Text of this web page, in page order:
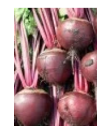
Лонгріди
Відео з Youtube
Інтерв'ю
Архів
Контакти